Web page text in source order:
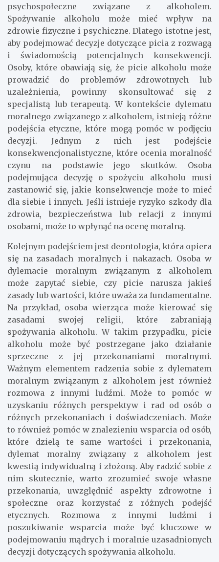
psychospołeczne związane z alkoholem.
Spożywanie alkoholu może mieć wpływ na
zdrowie fizyczne i psychiczne. Dlatego istotne jest,
aby podejmować decyzje dotyczące picia z rozwagą
i świadomością potencjalnych konsekwencji.
Osoby, które obawiają się, że picie alkoholu może
prowadzić do problemów zdrowotnych lub
uzależnienia, powinny skonsultować się z
specjalistą lub terapeutą. W kontekście dylematu
moralnego związanego z alkoholem, istnieją różne
podejścia etyczne, które mogą pomóc w podjęciu
decyzji. Jednym z nich jest podejście
konsekwencjonalistyczne, które ocenia moralność
czynu na podstawie jego skutków. Osoba
podejmująca decyzję o spożyciu alkoholu musi
zastanowić się, jakie konsekwencje może to mieć
dla siebie i innych. Jeśli istnieje ryzyko szkody dla
zdrowia, bezpieczeństwa lub relacji z innymi
osobami, może to wpłynąć na ocenę moralną.
Kolejnym podejściem jest deontologia, która opiera
się na zasadach moralnych i nakazach. Osoba w
dylemacie moralnym związanym z alkoholem
może zapytać siebie, czy picie narusza jakieś
zasady lub wartości, które uważa za fundamentalne.
Na przykład, osoba wierząca może kierować się
zasadami swojej religii, które zabraniają
spożywania alkoholu. W takim przypadku, picie
alkoholu może być postrzegane jako działanie
sprzeczne z jej przekonaniami moralnymi.
Ważnym elementem radzenia sobie z dylematem
moralnym związanym z alkoholem jest również
rozmowa z innymi ludźmi. Może to pomóc w
uzyskaniu różnych perspektyw i rad od osób o
różnych przekonaniach i doświadczeniach. Może
to również pomóc w znalezieniu wsparcia od osób,
które dzielą te same wartości i przekonania,
dylemat moralny związany z alkoholem jest
kwestią indywidualną i złożoną. Aby radzić sobie z
nim skutecznie, warto zrozumieć swoje własne
przekonania, uwzględnić aspekty zdrowotne i
społeczne oraz korzystać z różnych podejść
etycznych. Rozmowa z innymi ludźmi i
poszukiwanie wsparcia może być kluczowe w
podejmowaniu mądrych i moralnie uzasadnionych
decyzji dotyczących spożywania alkoholu.